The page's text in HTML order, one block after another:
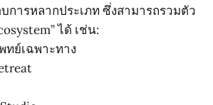
การหลากประเภท ซึ่งสามารถรวมตัว
ได้ เช่น:
ทย์เฉพาะทาง